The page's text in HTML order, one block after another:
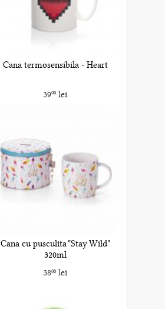
Cana termosensibila - Heart
3900lei
Cana cu pusculita "Stay Wild"
320ml
3800lei